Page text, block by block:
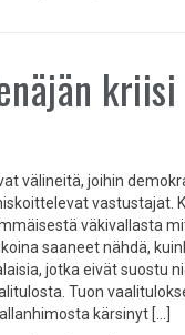
välineitä, joihin
vastustajat.
väkivallasta
saaneet nähdä,
jotka eivät suostu
Tuon
kärsinyt […]